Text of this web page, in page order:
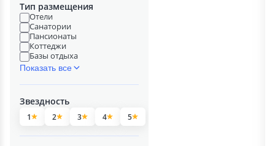
Тип размещения
Отели
Санатории
Пансионаты
Коттеджи
Базы отдыха
Показать все
Звездность
1 2 3 4 5